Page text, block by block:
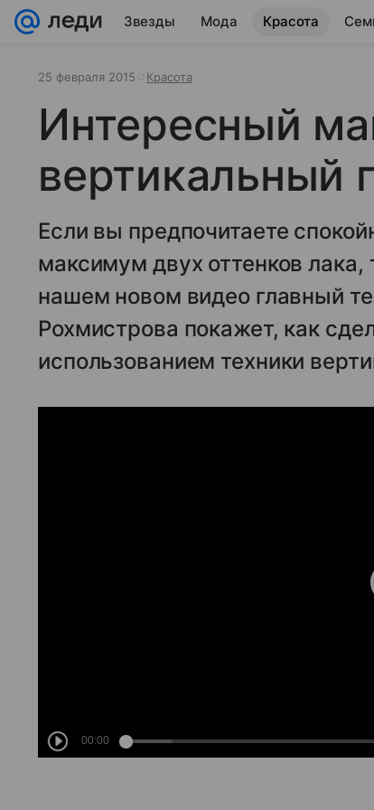
Звезды Мода Красота
25 февраля 2015 Красота
Интересный
вертикальный
Если вы предпочитаете
максимум двух оттенков лака,
нашем новом видео главный
Рохмистрова покажет, как
использованием техники